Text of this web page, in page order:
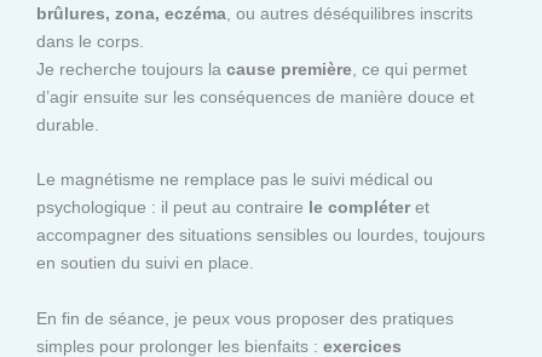
brûlures, zona, eczéma , ou autres déséquilibres inscrits
dans le corps.
Je recherche toujours la cause première , ce qui permet
d’agir ensuite sur les conséquences de manière douce et
durable.
Le magnétisme ne remplace pas le suivi médical ou
psychologique : il peut au contraire le compléteret
accompagner des situations sensibles ou lourdes, toujours
en soutien du suivi en place.
En fin de séance, je peux vous proposer des pratiques
simples pour prolonger les bienfaits : exercices